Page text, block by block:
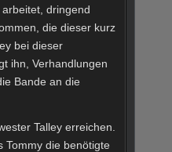
dringend
die dieser kurz
bei dieser
ihn, Verhandlungen
Bande an die
Talley erreichen.
Tommy die benötigte